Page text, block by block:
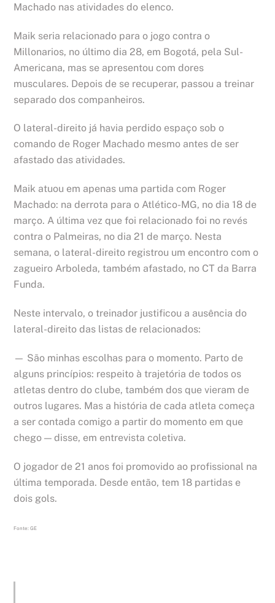
Machado nas atividades do elenco.
Maik seria relacionado para o jogo contra o
Millonarios, no último dia 28, em Bogotá, pela Sul-
Americana, mas se apresentou com dores
musculares. Depois de se recuperar, passou a treinar
separado dos companheiros.
O lateral-direito já havia perdido espaço sob o
comando de Roger Machado mesmo antes de ser
afastado das atividades.
Maik atuou em apenas uma partida com Roger
Machado: na derrota para o Atlético-MG, no dia 18 de
março. A última vez que foi relacionado foi no revés
contra o Palmeiras, no dia 21 de março. Nesta
semana, o lateral-direito registrou um encontro com o
zagueiro Arboleda, também afastado, no CT da Barra
Funda.
Neste intervalo, o treinador justificou a ausência do
lateral-direito das listas de relacionados:
— São minhas escolhas para o momento. Parto de
alguns princípios: respeito à trajetória de todos os
atletas dentro do clube, também dos que vieram de
outros lugares. Mas a história de cada atleta começa
a ser contada comigo a partir do momento em que
chego — disse, em entrevista coletiva.
O jogador de 21 anos foi promovido ao profissional na
última temporada. Desde então, tem 18 partidas e
dois gols.
Fonte: GE